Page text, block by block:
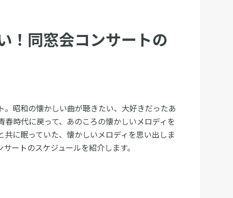
！同窓会コンサートの
昭和の懐かしい曲が聴きたい、大好きだったあ
時代に戻って、あのころの懐かしいメロディを
に眠っていた、懐かしいメロディを思い出しま
ートのスケジュールを紹介します。